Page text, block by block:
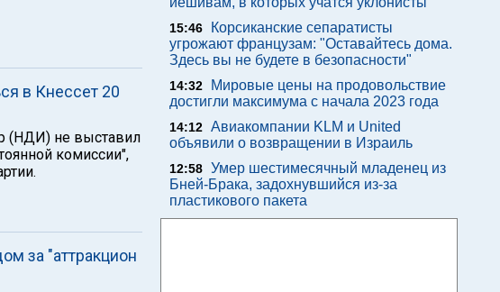
в Кнессет 20
(НДИ) не выставил
комиссии",
за "аттракцион
15:46
Корсиканские сепаратисты
угрожают французам: "Оставайтесь дома.
Здесь вы не будете в безопасности"
14:32
Мировые цены на продовольствие
достигли максимума с начала 2023 года
14:12 Авиакомпании KLM и United
объявили о возвращении в Израиль
12:58 Умер шестимесячный младенец из
Бней-Брака, задохнувшийся из-за
пластикового пакета